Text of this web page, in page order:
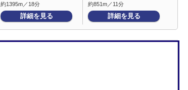
約1395m／18分
詳細を見る
約851m／11分
詳細を見る